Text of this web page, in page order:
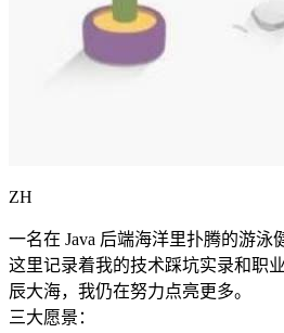
ZH
一名在 Java 后端海洋里扑腾的游泳
这里记录着我的技术踩坑实录和职
辰大海，我仍在努力点亮更多。
三大愿景：